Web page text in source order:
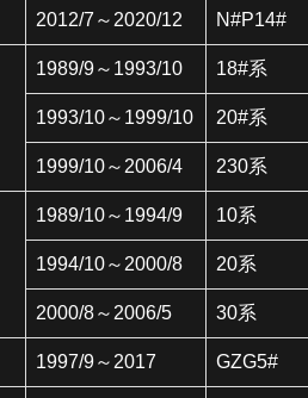
2012/7～2020/12 N#P14#
1989/9～1993/10 18#系
1993/10～1999/10 20#系
1999/10～2006/4 230系
1989/10～1994/9 10系
1994/10～2000/8 20系
2000/8～2006/5 30系
1997/9～2017 GZG5#